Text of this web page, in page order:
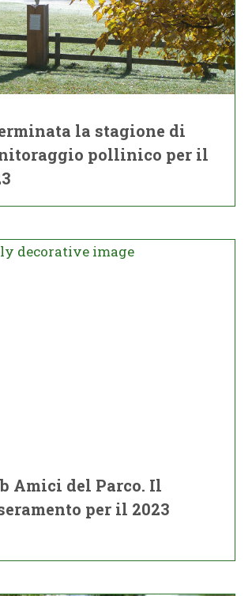
la stagione di
pollinico per il
Amici del Parco. Il
per il 2023